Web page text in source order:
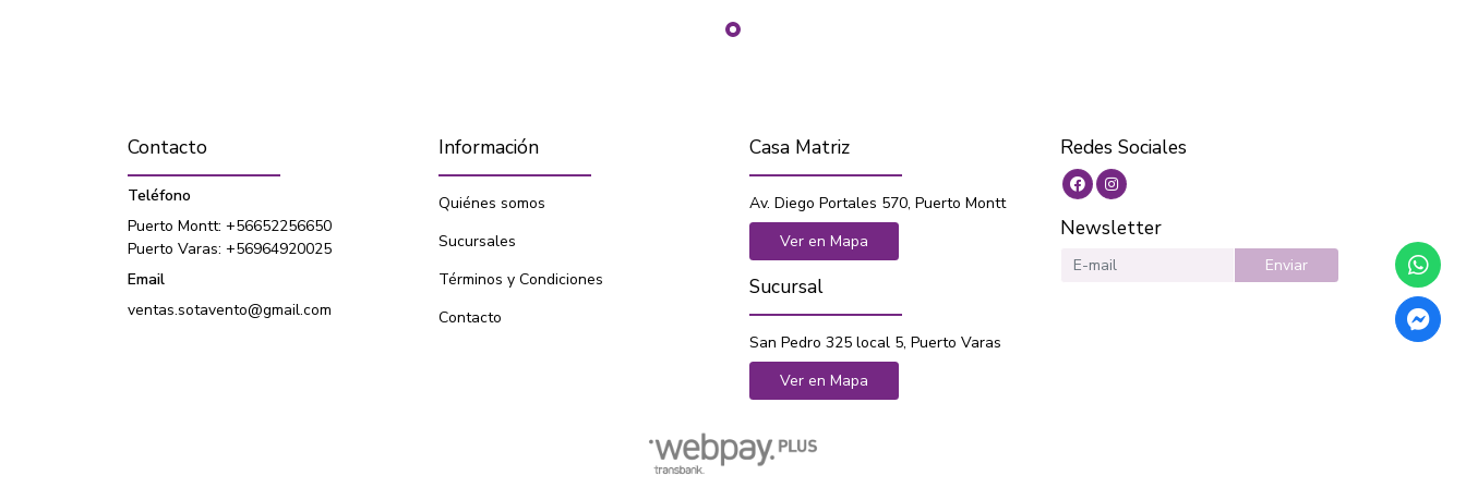
Contacto
Teléfono
Puerto Montt: +56652256650
Puerto Varas: +56964920025
Email
ventas.sotavento@gmail.com
Información
Quiénes somos
Sucursales
Términos y Condiciones
Contacto
Casa Matriz
Av. Diego Portales 570, Puerto Montt
Ver en Mapa
Sucursal
San Pedro 325 local 5, Puerto Varas
Ver en Mapa
Redes Sociales
Newsletter
Enviar